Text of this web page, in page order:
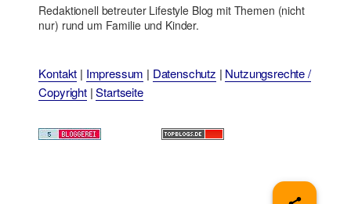
Redaktionell betreuter Lifestyle Blog mit Themen (nicht
nur) rund um Familie und Kinder.
Kontakt | Impressum | Datenschutz | Nutzungsrechte /
Copyright|Startseite